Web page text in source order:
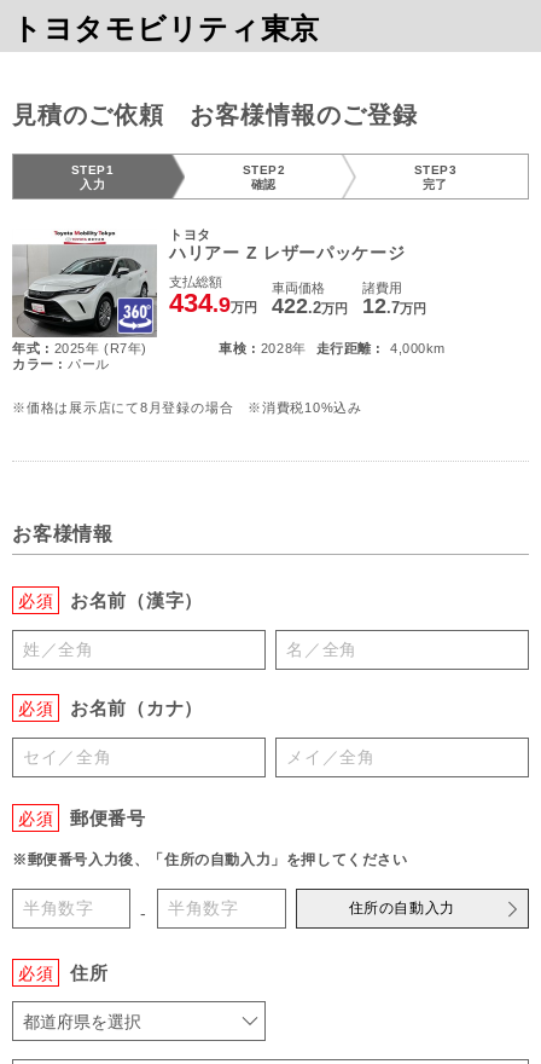
トヨタモビリティ東京
見積のご依頼 お客様情報のご登録
STEP1
入力
STEP2
確認
STEP3
完了
トヨタ
ハリアー Z レザーパッケージ
支払総額
434.9万円
車両価格
422.2万円
諸費用
12.7万円
年式 : 2025年 (R7年) 車検 : 2028年 走行距離 :
4,000km
カラー : パール
※価格は展示店にて8月登録の場合 ※消費税10%込み
お客様情報
必須 お名前（漢字）
必須 お名前（カナ）
必須 郵便番号
※郵便番号入力後、「住所の自動入力」を押してください
- 住所の自動入力
必須 住所
都道府県を選択